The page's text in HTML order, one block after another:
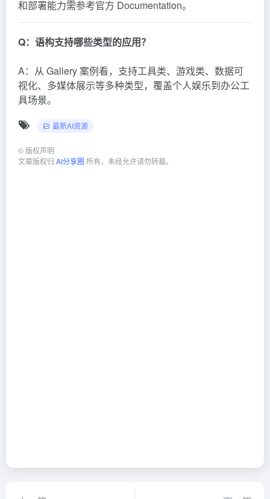
和部署能力需参考官方 Documentation。
Q：语构支持哪些类型的应用？
A：从 Gallery 案例看，支持工具类、游戏类、数据可
视化、多媒体展示等多种类型，覆盖个人娱乐到办公工
具场景。
最新AI资源
© 版权声明
文章版权归 AI分享圈 所有，未经允许请勿转载。